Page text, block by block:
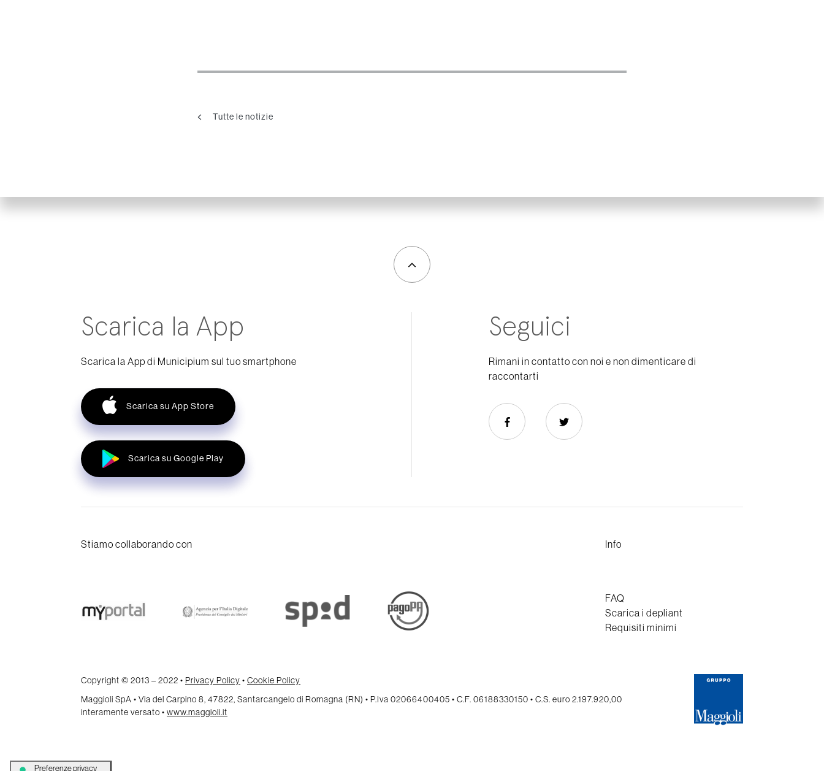
Tutte le notizie
Scarica la App
Scarica la App di Municipium sul tuo smartphone
Scarica su App Store
Scarica su Google Play
Seguici
Rimani in contatto con noi e non dimenticare di
raccontarti
Stiamo collaborando con Info
FAQ
Scarica i depliant
Requisiti minimi
Copyright © 2013 – 2022 • Privacy Policy • Cookie Policy
Maggioli SpA • Via del Carpino 8, 47822, Santarcangelo di Romagna (RN) • P.Iva 02066400405 • C.F. 06188330150 • C.S. euro 2.197.920,00
interamente versato • www.maggioli.it